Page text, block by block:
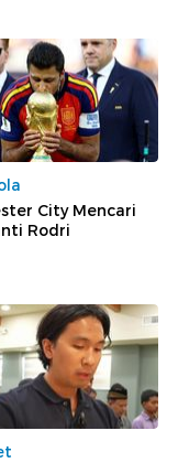
City Mencari
Rodri